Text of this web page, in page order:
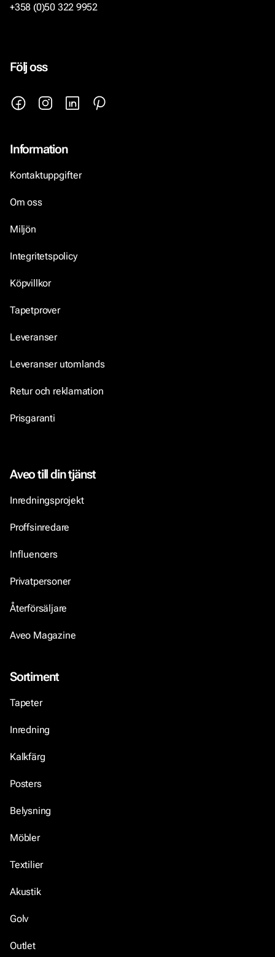
+358 (0)50 322 9952
Följ oss
Information
Kontaktuppgifter
Om oss
Miljön
Integritetspolicy
Köpvillkor
Tapetprover
Leveranser
Leveranser utomlands
Retur och reklamation
Prisgaranti
Aveo till din tjänst
Inredningsprojekt
Proffsinredare
Influencers
Privatpersoner
Återförsäljare
Aveo Magazine
Sortiment
Tapeter
Inredning
Kalkfärg
Posters
Belysning
Möbler
Textilier
Akustik
Golv
Outlet